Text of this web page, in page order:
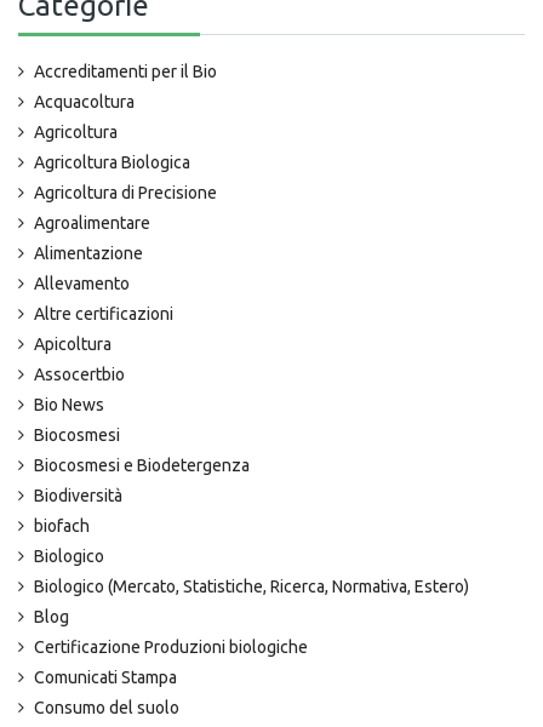
Accreditamenti per il Bio
Acquacoltura
Agricoltura
Agricoltura Biologica
Agricoltura di Precisione
Agroalimentare
Alimentazione
Allevamento
Altre certificazioni
Apicoltura
Assocertbio
Bio News
Biocosmesi
Biocosmesi e Biodetergenza
Biodiversità
biofach
Biologico
Biologico (Mercato, Statistiche, Ricerca, Normativa, Estero)
Blog
Certificazione Produzioni biologiche
Comunicati Stampa
Consumo del suolo